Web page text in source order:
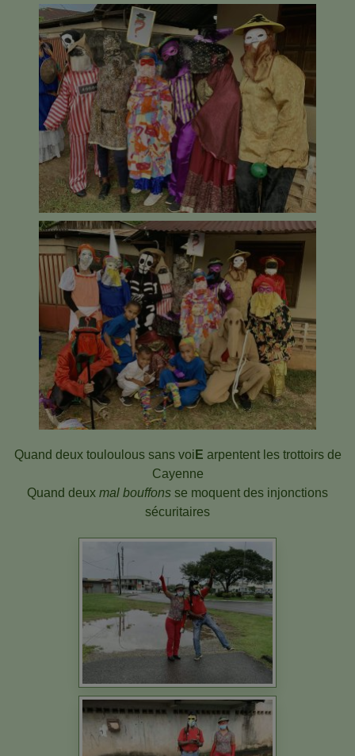
Quand deux touloulous sans voi E arpentent les trottoirs de
Cayenne
Quand deux mal bouffons se moquent des injonctions
sécuritaires